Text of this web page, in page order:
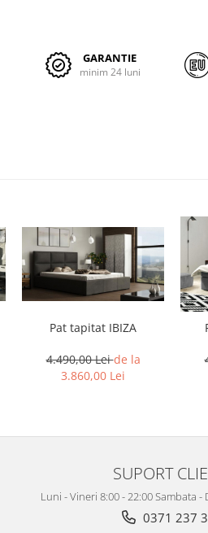
GARANTIE
minim 24 luni
Pat tapitat IBIZA
4.490,00 Leide la
3.860,00 Lei
SUPORT
Luni - Vineri 8:00 - 22:00 Sambata -
0371 237